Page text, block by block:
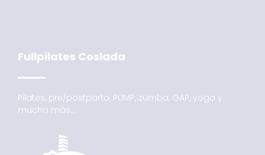
Fullpilates Coslada
Pilates, pre/postparto, PUMP, zumba, GAP, yoga y
mucho más…